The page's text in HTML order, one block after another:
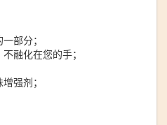
部分；
融化在您的手；
强剂；